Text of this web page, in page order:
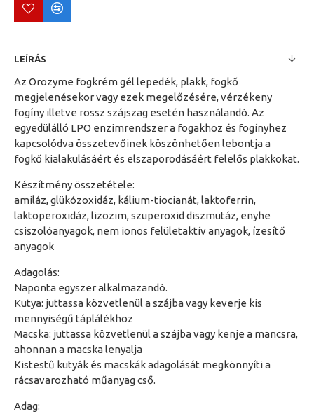
LEÍRÁS
Az Orozyme fogkrém gél lepedék, plakk, fogkő
megjelenésekor vagy ezek megelőzésére, vérzékeny
fogíny illetve rossz szájszag esetén használandó. Az
egyedülálló LPO enzimrendszer a fogakhoz és fogínyhez
kapcsolódva összetevőinek köszönhetően lebontja a
fogkő kialakulásáért és elszaporodásáért felelős plakkokat.
Készítmény összetétele:
amiláz, glükózoxidáz, kálium-tiocianát, laktoferrin,
laktoperoxidáz, lizozim, szuperoxid diszmutáz, enyhe
csiszolóanyagok, nem ionos felületaktív anyagok, ízesítő
anyagok
Adagolás:
Naponta egyszer alkalmazandó.
Kutya: juttassa közvetlenül a szájba vagy keverje kis
mennyiségű táplálékhoz
Macska: juttassa közvetlenül a szájba vagy kenje a mancsra,
ahonnan a macska lenyalja
Kistestű kutyák és macskák adagolását megkönnyíti a
rácsavarozható műanyag cső.
Adag: